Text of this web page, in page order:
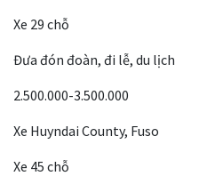
Xe 29 chỗ
Đưa đón đoàn, đi lễ, du lịch
2.500.000-3.500.000
Xe Huyndai County, Fuso
Xe 45 chỗ